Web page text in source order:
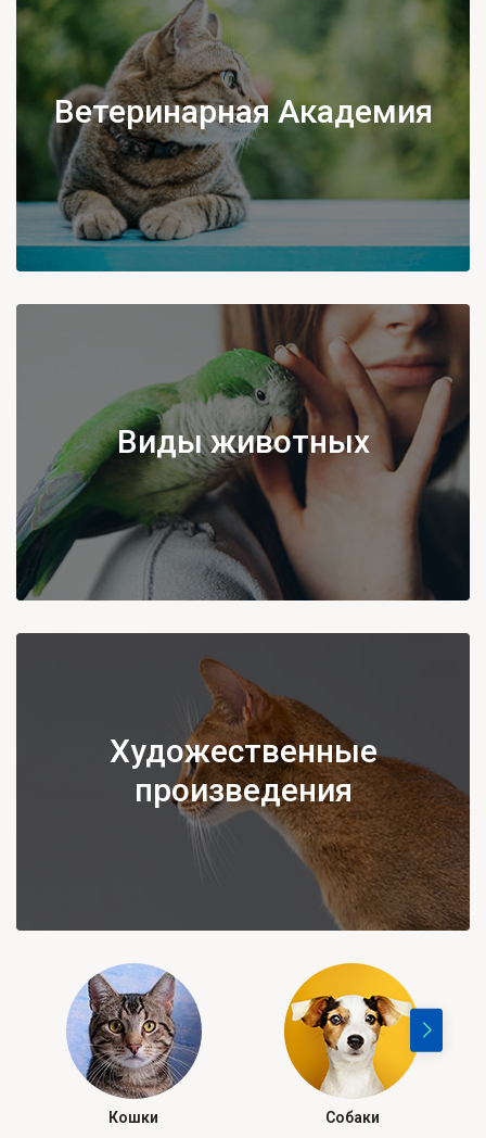
Ветеринарная Академия
Виды животных
Художественные
произведения
Кошки Собаки